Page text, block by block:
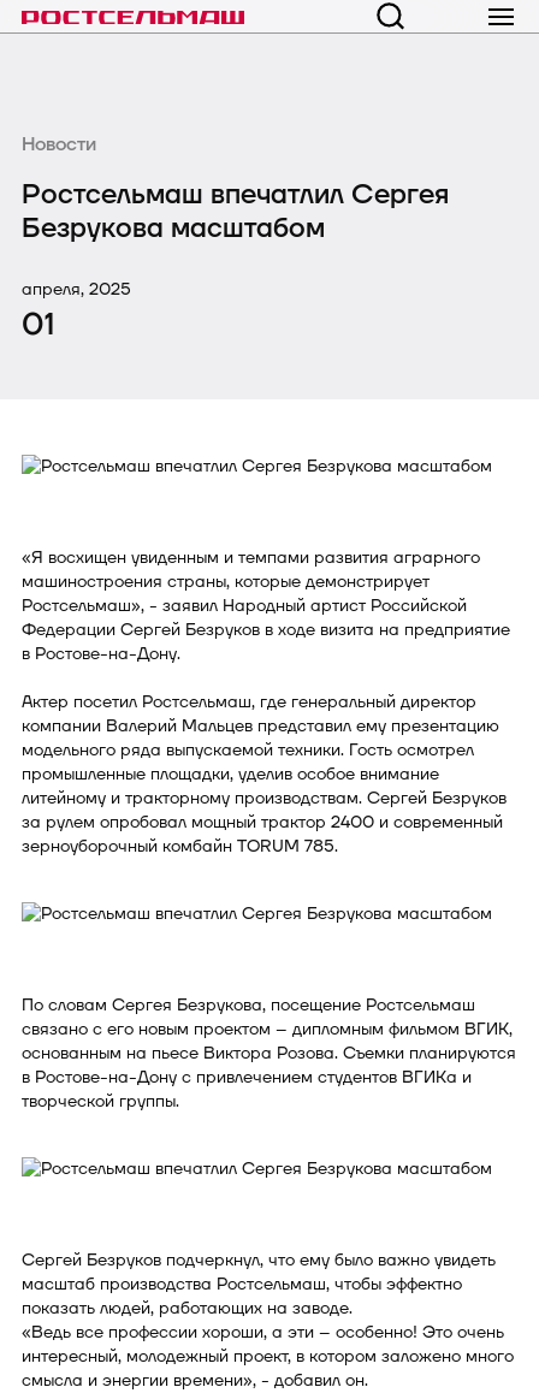
Новости
Ростсельмаш впечатлил Сергея
Безрукова масштабом
апреля, 2025
01
«Я восхищен увиденным и темпами развития аграрного
машиностроения страны, которые демонстрирует
Ростсельмаш», - заявил Народный артист Российской
Федерации Сергей Безруков в ходе визита на предприятие
в Ростове-на-Дону.
Актер посетил Ростсельмаш, где генеральный директор
компании Валерий Мальцев представил ему презентацию
модельного ряда выпускаемой техники. Гость осмотрел
промышленные площадки, уделив особое внимание
литейному и тракторному производствам. Сергей Безруков
за рулем опробовал мощный трактор 2400 и современный
зерноуборочный комбайн TORUM 785.
По словам Сергея Безрукова, посещение Ростсельмаш
связано с его новым проектом – дипломным фильмом ВГИК,
основанным на пьесе Виктора Розова. Съемки планируются
в Ростове-на-Дону с привлечением студентов ВГИКа и
творческой группы.
Сергей Безруков подчеркнул, что ему было важно увидеть
масштаб производства Ростсельмаш, чтобы эффектно
показать людей, работающих на заводе.
«Ведь все профессии хороши, а эти – особенно! Это очень
интересный, молодежный проект, в котором заложено много
смысла и энергии времени», - добавил он.